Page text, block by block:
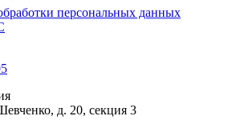
персональных данных
д. 20, секция 3